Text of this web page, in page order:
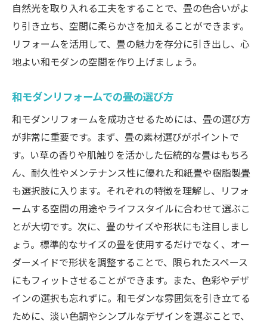
自然光を取り入れる工夫をすることで、畳の色合いがよ
り引き立ち、空間に柔らかさを加えることができます。
リフォームを活用して、畳の魅力を存分に引き出し、心
地よい和モダンの空間を作り上げましょう。
和モダンリフォームでの畳の選び方
和モダンリフォームを成功させるためには、畳の選び方
が非常に重要です。まず、畳の素材選びがポイントで
す。い草の香りや肌触りを活かした伝統的な畳はもちろ
ん、耐久性やメンテナンス性に優れた和紙畳や樹脂製畳
も選択肢に入ります。それぞれの特徴を理解し、リフォ
ームする空間の用途やライフスタイルに合わせて選ぶこ
とが大切です。次に、畳のサイズや形状にも注目しまし
ょう。標準的なサイズの畳を使用するだけでなく、オー
ダーメイドで形状を調整することで、限られたスペース
にもフィットさせることができます。また、色彩やデザ
インの選択も忘れずに。和モダンな雰囲気を引き立てる
ために、淡い色調やシンプルなデザインを選ぶことで、